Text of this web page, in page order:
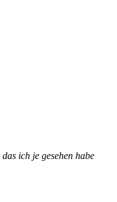
ich je gesehen habe